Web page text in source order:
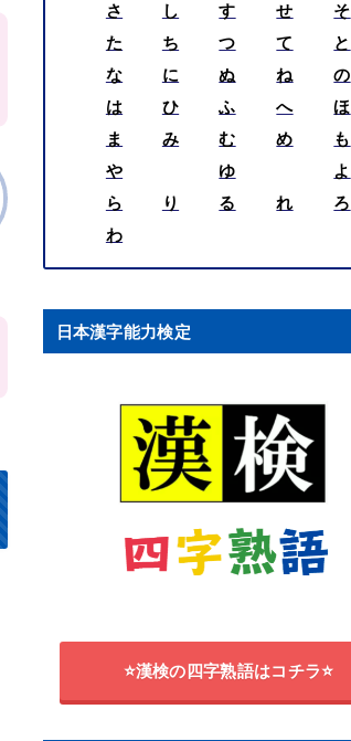
さ
し す せ
そ
た
ち つ て
と
な
に ぬ ね
の
は
ひ ふ へ
ほ
ま
み む め
も
や
ゆ
よ
ら
り る れ
ろ
わ
日本漢字能力検定
⭐漢検の四字熟語はコチラ⭐